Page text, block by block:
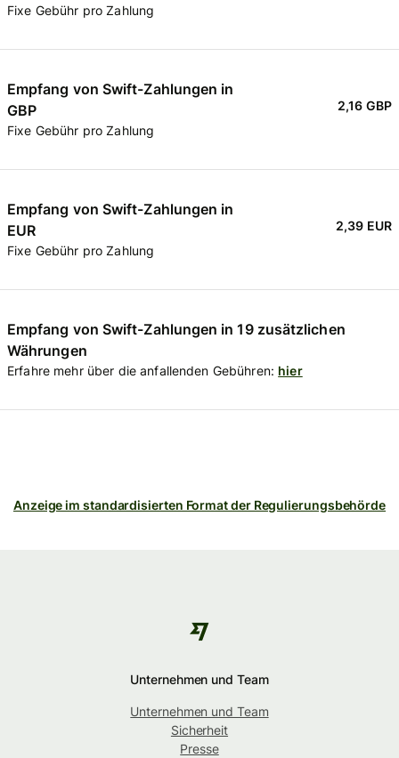
Fixe Gebühr pro Zahlung
Empfang von Swift-Zahlungen in
GBP
Fixe Gebühr pro Zahlung
2,16 GBP
Empfang von Swift-Zahlungen in
EUR
Fixe Gebühr pro Zahlung
2,39 EUR
Empfang von Swift-Zahlungen in 19 zusätzlichen
Währungen
Erfahre mehr über die anfallenden Gebühren: hier
Anzeige im standardisierten Format der Regulierungsbehörde
Unternehmen und Team
Unternehmen und Team
Sicherheit
Presse